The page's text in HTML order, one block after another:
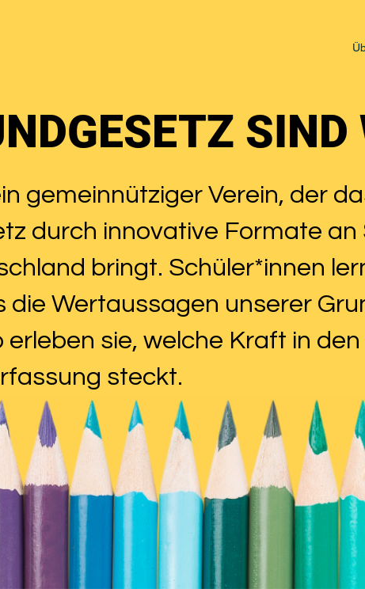
gemeinnütziger Verein, der
durch innovative Formate an
bringt. Schüler*innen
die Wertaussagen unserer
erleben sie, welche Kraft in
steckt.